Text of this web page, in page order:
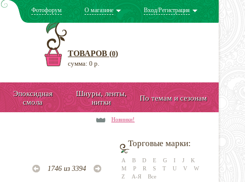
Фотофорум О магазине Вход/Регистрация
ТОВАРОВ (0)
сумма: 0 р.
Эпоксидная
смола
Шнуры, ленты,
нитки
По темам и сезонам
Новинки!
1746 из 3394
Торговые марки:
A B D E G I J
K
M
P R S T U V
W
Z
А-Я Все